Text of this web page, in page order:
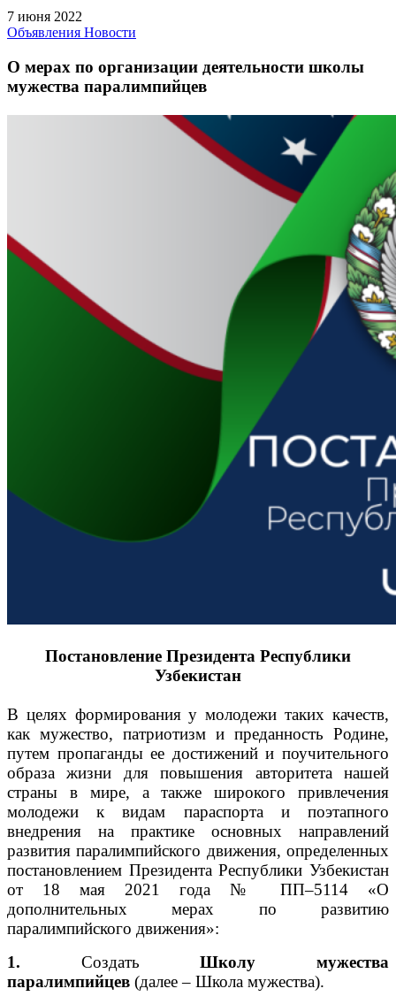
7 июня 2022
Объявления Новости
О мерах по организации деятельности школы
мужества паралимпийцев
Постановление Президента Республики
Узбекистан
В целях формирования у молодежи таких качеств,
как мужество, патриотизм и преданность Родине,
путем пропаганды ее достижений и поучительного
образа жизни для повышения авторитета нашей
страны в мире, а также широкого привлечения
молодежи к видам параспорта и поэтапного
внедрения на практике основных направлений
развития паралимпийского движения, определенных
постановлением Президента Республики Узбекистан
от 18 мая 2021 года № ПП–5114 «О
дополнительных мерах по развитию
паралимпийского движения»:
1. СоздатьШколу мужества
паралимпийцев (далее – Школа мужества).